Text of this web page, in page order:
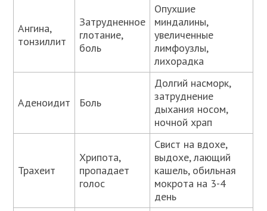
Ангина,
тонзиллит
Затрудненное
глотание,
боль
Опухшие
миндалины,
увеличенные
лимфоузлы,
лихорадка
Аденоидит Боль
Долгий насморк,
затруднение
дыхания носом,
ночной храп
Трахеит
Хрипота,
пропадает
голос
Свист на вдохе,
выдохе, лающий
кашель, обильная
мокрота на 3-4
день